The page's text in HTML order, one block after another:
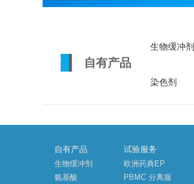
自有产品
生物缓冲剂
染色剂
自有产品
生物缓冲剂
氨基酸
试验服务
欧洲药典EP
PBMC 分离服